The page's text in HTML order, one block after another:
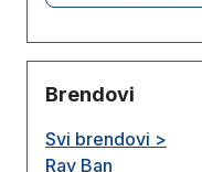
Brendovi
Svi brendovi >
Ray Ban